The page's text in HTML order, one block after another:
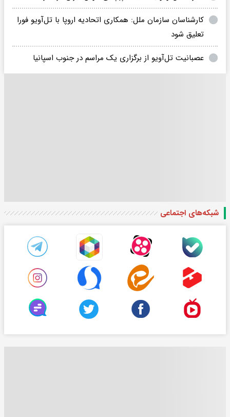
کارشناسان سازمان ملل: همکاری اتحادیه اروپا با تل‌آویو فورا
تعلیق شود
عصبانیت تل‌آویو از برگزاری یک مراسم در جنوب اسپانیا
شبکه‌های اجتماعی